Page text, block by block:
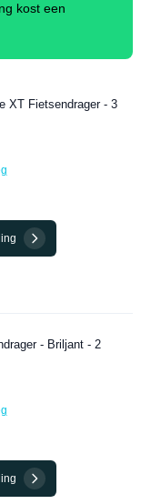
kost een
XT Fietsendrager - 3
- Briljant - 2